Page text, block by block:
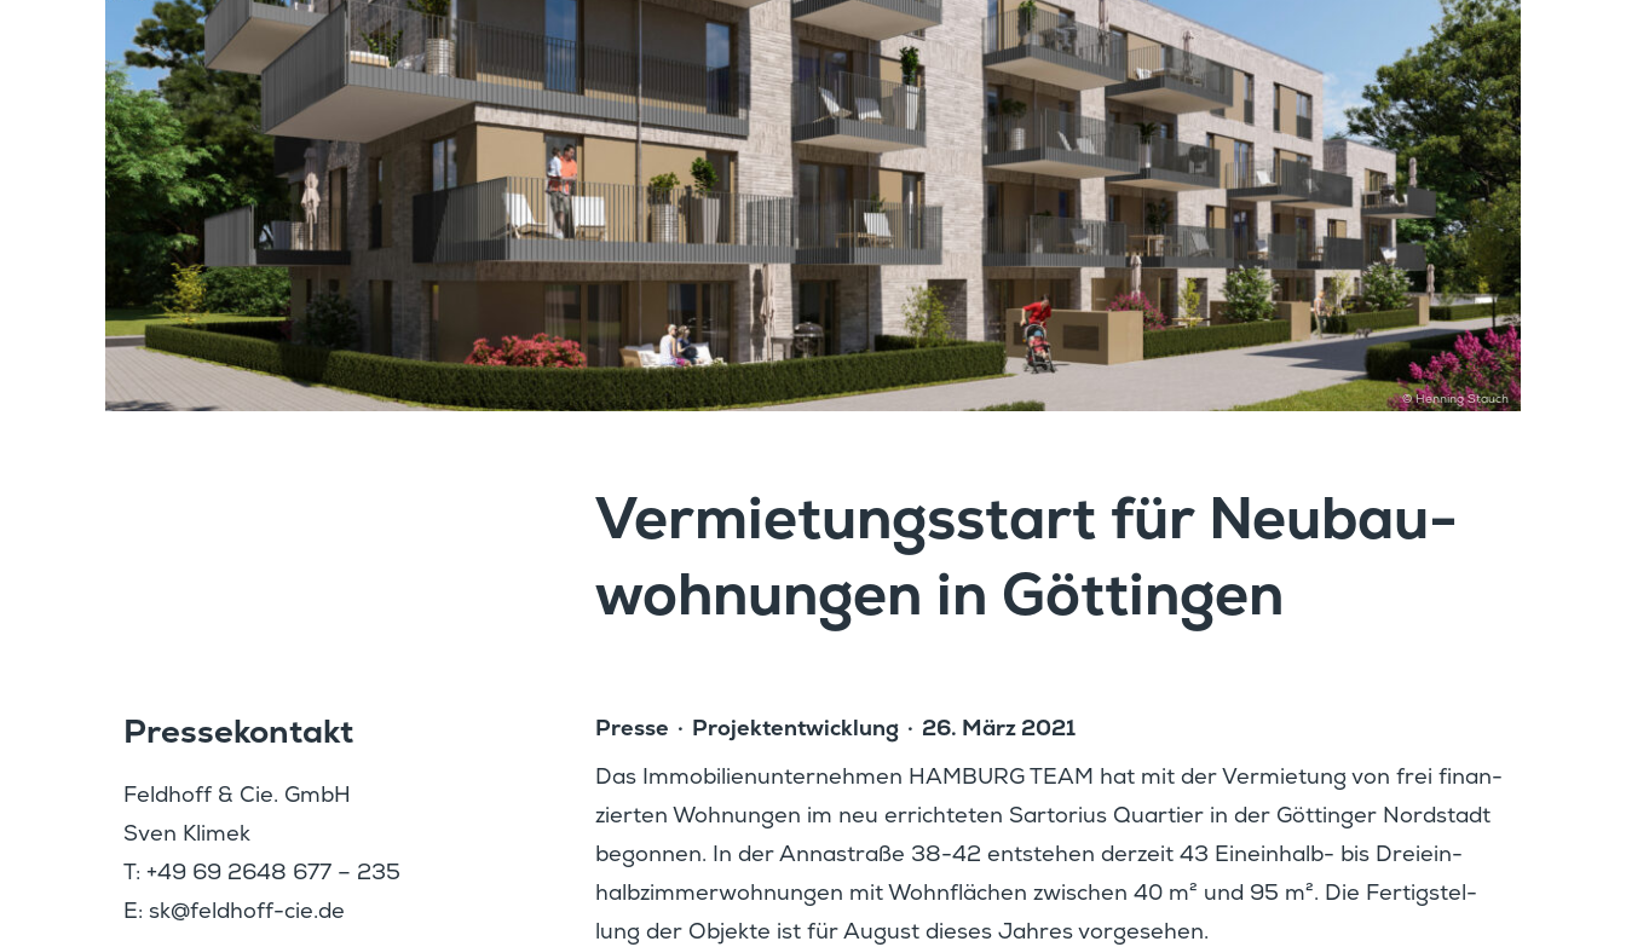
© Henning Stauch
Vermie­tungs­start für Neubau­
woh­nungen in Göttingen
Presse­kon­takt
Feldhoff & Cie. GmbH
Sven Klimek
T: +49 69 2648 677 – 235
E:
ed.ei
c-ffo
hdlef
@ks
Presse Projekt­ent­wick­lung 26. März 2021
Das Immobi­li­en­un­ter­nehmen HAMBURG TEAM hat mit der Vermie­tung von frei finan­
zierten Wohnungen im neu errich­teten Sarto­rius Quartier in der Göttinger Nordstadt
begonnen. In der Annastraße 38-42 entstehen derzeit 43 Einein­halb- bis Dreiein­
halb­zim­mer­woh­nungen mit Wohnflä­chen zwischen 40 m² und 95 m². Die Fertig­stel­
lung der Objekte ist für August dieses Jahres vorgesehen.